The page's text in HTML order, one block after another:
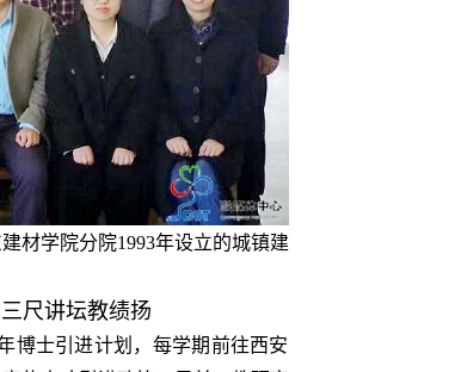
材学院分院1993年设立的城镇建
尺讲坛教绩扬
博士引进计划，每学期前往西安